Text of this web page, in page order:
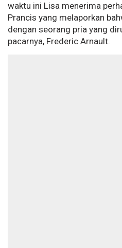
waktu ini Lisa menerima
Prancis yang melaporkan
dengan seorang pria yang
pacarnya, Frederic Arnault.